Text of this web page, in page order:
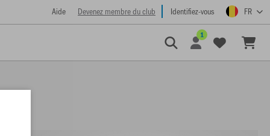
Aide Devenez membre du club Identifiez-vous FR
1